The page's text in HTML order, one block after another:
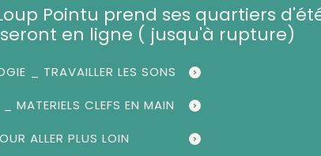
Pointu prend ses quartiers
en ligne ( jusqu'à rupture)
_ TRAVAILLER LES SONS
_ MATERIELS CLEFS EN MAIN
ALLER PLUS LOIN